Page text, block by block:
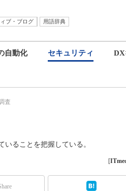
ブ・ブログ
用語辞典
自動化 セキュリティ
査
ることを把握している。
[